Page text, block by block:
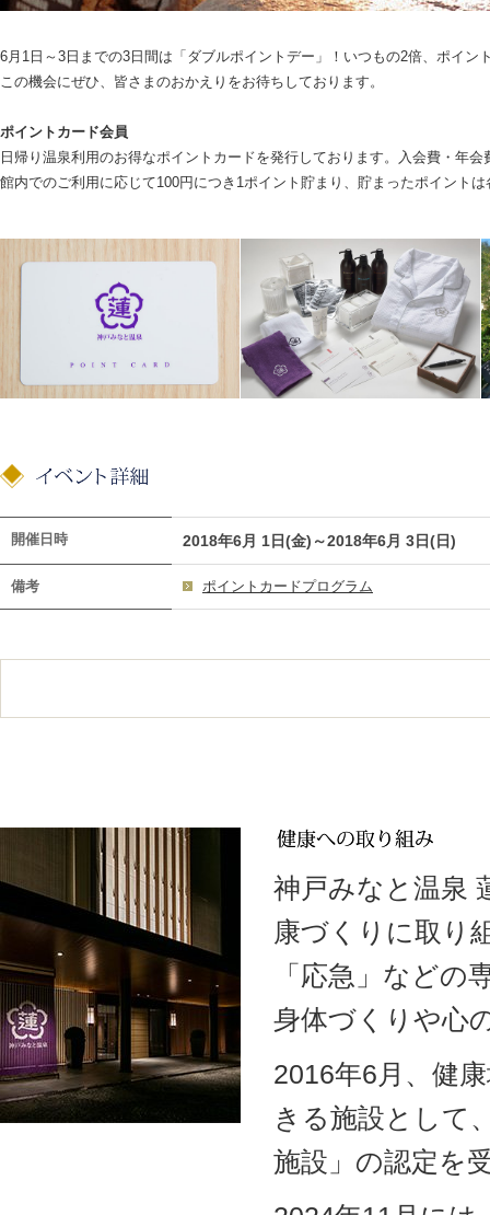
6月1日～3日までの3日間は「ダブルポイントデー」！いつもの2倍、ポイ
この機会にぜひ、皆さまのおかえりをお待ちしております。
ポイントカード会員
日帰り温泉利用のお得なポイントカードを発行しております。入会費・年会
館内でのご利用に応じて100円につき1ポイント貯まり、貯まったポイント
開催日時 2018年6月 1日(金)～2018年6月 3日(日)
備考 ポイントカードプログラム
神戸みなと温泉
康づくりに取り
「応急」など
身体づくりや心
2016年6月、健
きる施設として
施設」の認定を